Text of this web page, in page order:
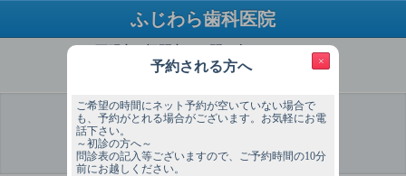
ふじわら歯科医院
ご不明点・疑問点はお問い合わせください
TEL：03-3421-7227
選 択
予約希望
日
時間
入力
確認
×
予約される方へ
ご希望の時間にネット予約が空いていない場合で
も、予約がとれる場合がございます。お気軽にお電
話下さい。
～初診の方へ～
問診表の記入等ございますので、ご予約時間の10分
前にお越しください。